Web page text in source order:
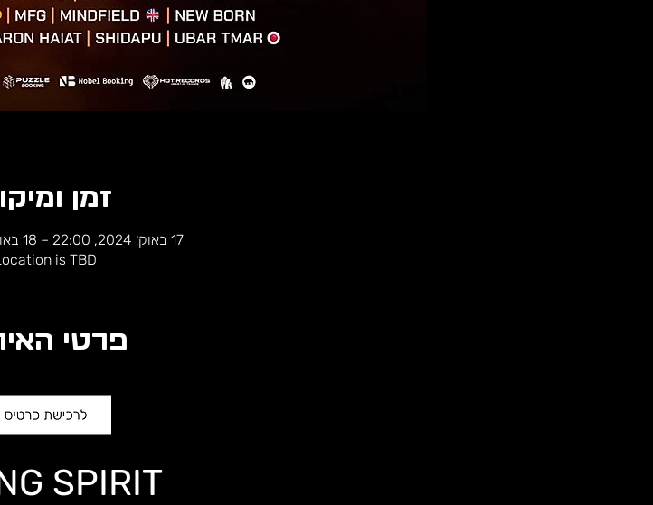
זמן
17 באוק׳ 2024, 22:00 – 18 באוק׳ 2024, 16:00
is TBD
פרטי
SPIRIT